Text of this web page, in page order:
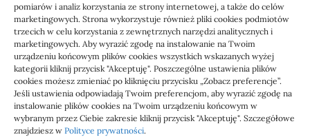
pomiarów i analiz korzystania ze strony internetowej, a także do celów
marketingowych. Strona wykorzystuje również pliki cookies podmiotów
trzecich w celu korzystania z zewnętrznych narzędzi analitycznych i
marketingowych. Aby wyrazić zgodę na instalowanie na Twoim
urządzeniu końcowym plików cookies wszystkich wskazanych wyżej
kategorii kliknij przycisk "Akceptuję". Poszczególne ustawienia plików
cookies możesz zmieniać po kliknięciu przycisku „Zobacz preferencje”.
Jeśli ustawienia odpowiadają Twoim preferencjom, aby wyrazić zgodę na
instalowanie plików cookies na Twoim urządzeniu końcowym w
wybranym przez Ciebie zakresie kliknij przycisk "Akceptuję". Szczegółowe
znajdziesz w Polityce prywatności.
Usługi
Jak sprawdzić przejęcie
zaległości przez biuro
Definicja: Weryfikacja, czy nowe biuro rachunkowe
przejmie zaległości w dokumentach,…